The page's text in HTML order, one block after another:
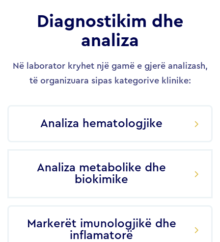
Diagnostikim dhe
analiza
Në laborator kryhet një gamë e gjerë analizash,
të organizuara sipas kategorive klinike:
Analiza hematologjike
Analiza metabolike dhe
biokimike
Markerët imunologjikë dhe
inflamatorë